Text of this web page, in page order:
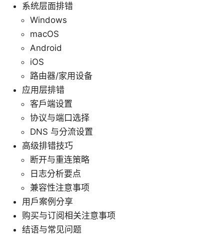
系统层面排错
Windows
macOS
Android
iOS
路由器/家用设备
应用层排错
客户端设置
协议与端口选择
DNS 与分流设置
高级排错技巧
断开与重连策略
日志分析要点
兼容性注意事项
用户案例分享
购买与订阅相关注意事项
结语与常见问题